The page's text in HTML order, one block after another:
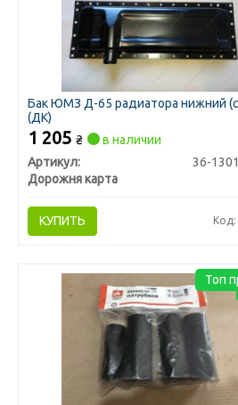
Бак ЮМЗ Д-65 радиатора нижний
(ДК)
1 205 ₴
в наличии
Артикул:
36-
Дорожня карта
КУПИТЬ
Топ